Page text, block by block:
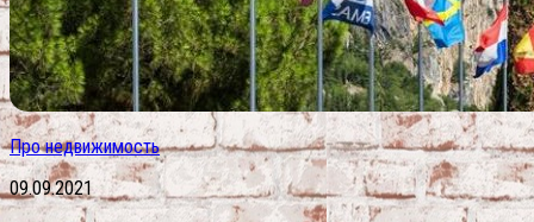
Про недвижимость
09.09.2021